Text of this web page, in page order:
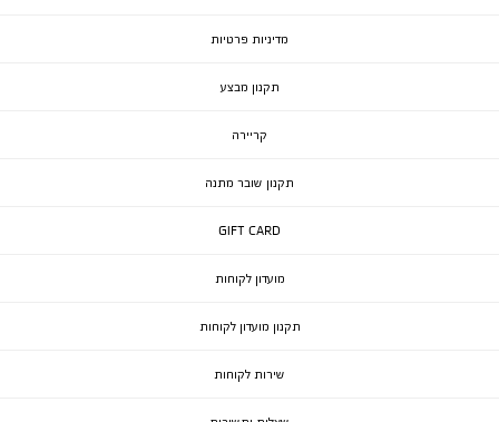
מדיניות פרטיות
תקנון מבצע
קריירה
תקנון שובר מתנה
GIFT CARD
מועדון לקוחות
תקנון מועדון לקוחות
שירות לקוחות